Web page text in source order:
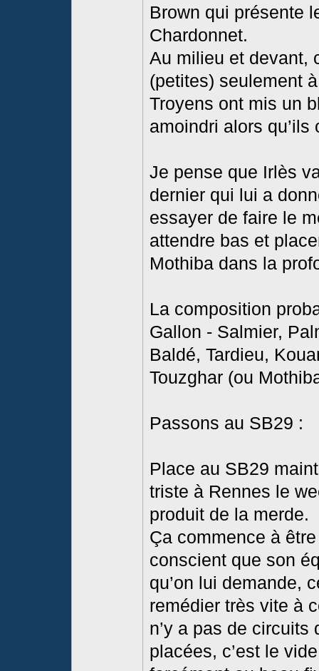
Brown qui présente
Chardonnet.
Au milieu et devant,
(petites) seulement
Troyens ont mis un
amoindri alors
Je pense que Irlès
dernier qui lui a
essayer de faire le
attendre bas et
Mothiba dans la
La composition
Gallon - Salmier,
Baldé, Tardieu,
Touzghar (ou
Passons au SB29 :
Place au SB29
triste à Rennes le
produit de la merde.
Ça commence à
conscient que son
qu’on lui demande,
remédier très vite à
n’y a pas de circuits
placées, c’est le